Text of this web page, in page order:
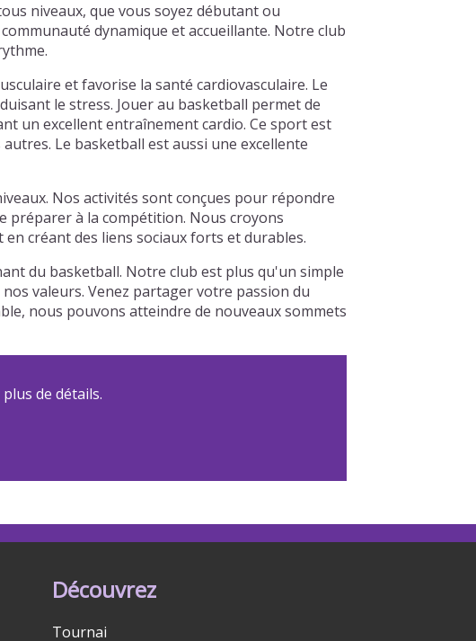
niveaux, que vous soyez débutant ou
dynamique et accueillante. Notre club
et favorise la santé cardiovasculaire. Le
le stress. Jouer au basketball permet de
un excellent entraînement cardio. Ce sport est
Le basketball est aussi une excellente
Nos activités sont conçues pour répondre
préparer à la compétition. Nous croyons
créant des liens sociaux forts et durables.
du basketball. Notre club est plus qu'un simple
valeurs. Venez partager votre passion du
nous pouvons atteindre de nouveaux sommets
de détails.
Découvrez
Tournai